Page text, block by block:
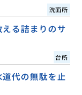
洗面所
る詰まりのサ
台所
代の無駄を止